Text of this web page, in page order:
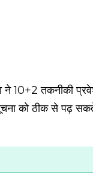
ने 10+2 तकनीकी
को ठीक से पढ़